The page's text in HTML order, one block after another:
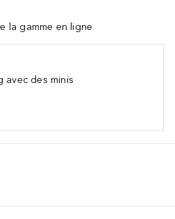
la gamme en ligne
avec des minis